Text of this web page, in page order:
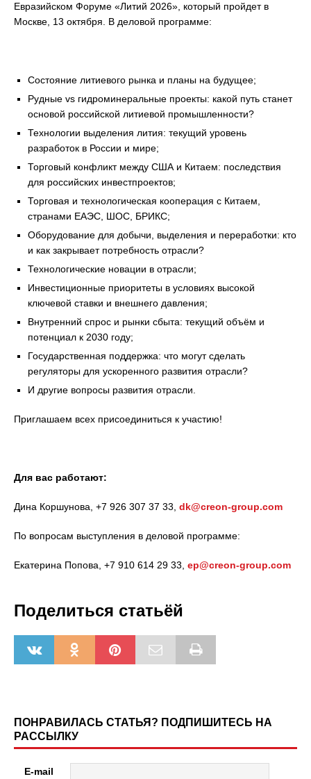
Евразийском Форуме «Литий 2026», который пройдет в
Москве, 13 октября. В деловой программе:
Состояние литиевого рынка и планы на будущее;
Рудные vs гидроминеральные проекты: какой путь станет
основой российской литиевой промышленности?
Технологии выделения лития: текущий уровень
разработок в России и мире;
Торговый конфликт между США и Китаем: последствия
для российских инвестпроектов;
Торговая и технологическая кооперация с Китаем,
странами ЕАЭС, ШОС, БРИКС;
Оборудование для добычи, выделения и переработки: кто
и как закрывает потребность отрасли?
Технологические новации в отрасли;
Инвестиционные приоритеты в условиях высокой
ключевой ставки и внешнего давления;
Внутренний спрос и рынки сбыта: текущий объём и
потенциал к 2030 году;
Государственная поддержка: что могут сделать
регуляторы для ускоренного развития отрасли?
И другие вопросы развития отрасли.
Приглашаем всех присоединиться к участию!
Для вас работают:
Дина Коршунова, +7 926 307 37 33, dk@creon-group.com
По вопросам выступления в деловой программе:
Екатерина Попова, +7 910 614 29 33, ep@creon-group.com
Поделиться статьёй
ПОНРАВИЛАСЬ СТАТЬЯ? ПОДПИШИТЕСЬ НА
РАССЫЛКУ
E-mail